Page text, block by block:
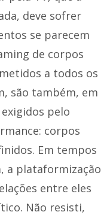
deve sofrer
se parecem
de corpos
a todos os
são também, em
pelo
corpos
Em tempos
a plataformização
entre eles
Não resisti,